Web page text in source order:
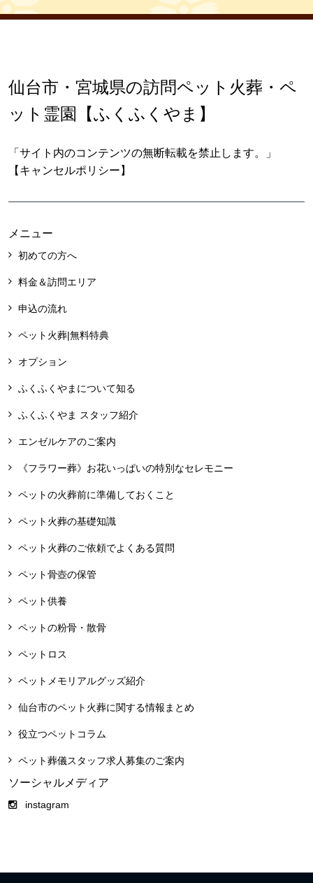
仙台市・宮城県の訪問ペット火葬・ペ
ット霊園【ふくふくやま】
「サイト内のコンテンツの無断転載を禁止します。」
【キャンセルポリシー】
メニュー
初めての方へ
料金＆訪問エリア
申込の流れ
ペット火葬|無料特典
オプション
ふくふくやまについて知る
ふくふくやま スタッフ紹介
エンゼルケアのご案内
《フラワー葬》お花いっぱいの特別なセレモニー
ペットの火葬前に準備しておくこと
ペット火葬の基礎知識
ペット火葬のご依頼でよくある質問
ペット骨壺の保管
ペット供養
ペットの粉骨・散骨
ペットロス
ペットメモリアルグッズ紹介
仙台市のペット火葬に関する情報まとめ
役立つペットコラム
ペット葬儀スタッフ求人募集のご案内
ソーシャルメディア
instagram